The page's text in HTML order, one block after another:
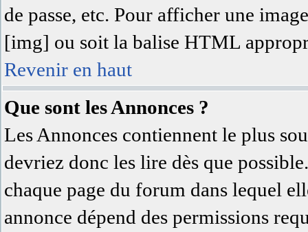
de passe, etc. Pour afficher une
[img] ou soit la balise HTML
Revenir en haut
Que sont les Annonces ?
Les Annonces contiennent le plus
devriez donc les lire dès que
chaque page du forum dans lequel
annonce dépend des permissions